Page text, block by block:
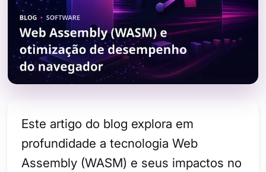
Este artigo do blog explora em
profundidade a tecnologia Web
Assembly (WASM) e seus impactos no